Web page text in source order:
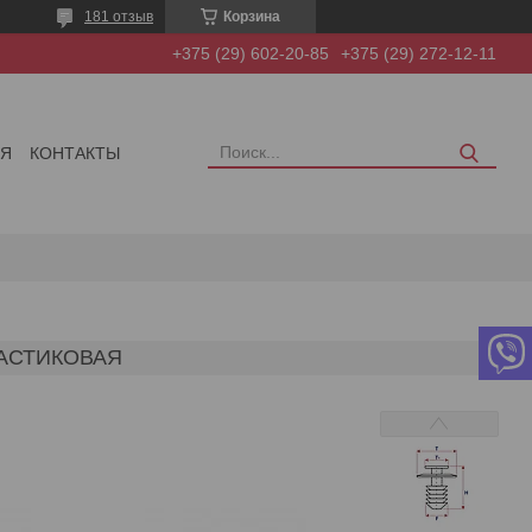
Корзина
181 отзыв
+375 (29) 602-20-85 +375 (29) 272-12-11
КОНТАКТЫ